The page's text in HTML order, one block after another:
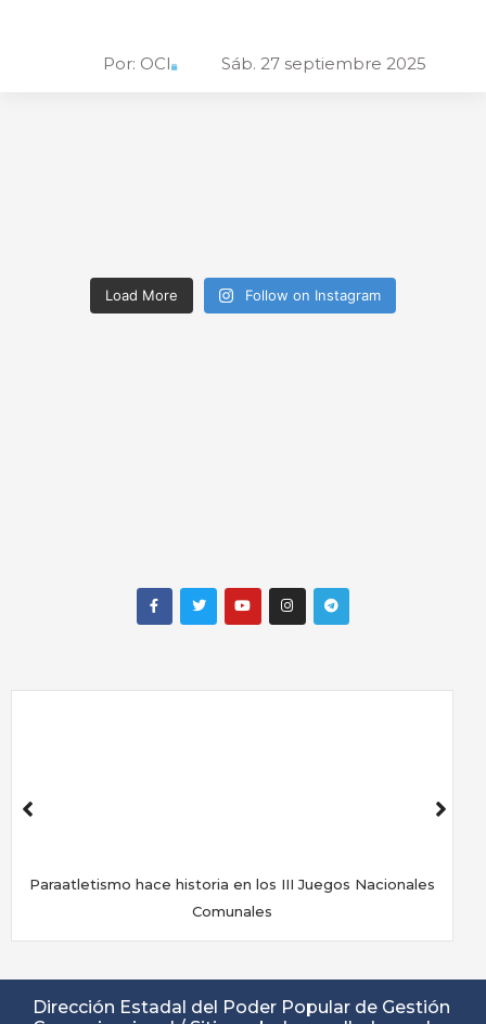
Por: OCI Sáb. 27 septiembre 2025
Load More Follow on Instagram
Paraatletismo hace historia en los III Juegos Nacionales
Comunales
Dirección Estadal del Poder Popular de Gestión